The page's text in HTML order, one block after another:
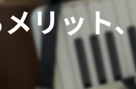
リット